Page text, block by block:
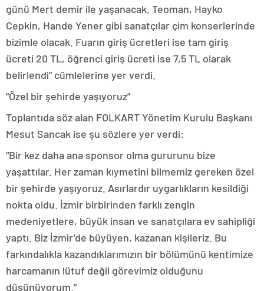
günü Mert demir ile yaşanacak. Teoman, Hayko
Cepkin, Hande Yener gibi sanatçılar çim konserlerinde
bizimle olacak. Fuarın giriş ücretleri ise tam giriş
ücreti 20 TL, öğrenci giriş ücreti ise 7,5 TL olarak
belirlendi” cümlelerine yer verdi.
“Özel bir şehirde yaşıyoruz”
Toplantıda söz alan FOLKART Yönetim Kurulu Başkanı
Mesut Sancak ise şu sözlere yer verdi:
“Bir kez daha ana sponsor olma gururunu bize
yaşattılar. Her zaman kıymetini bilmemiz gereken özel
bir şehirde yaşıyoruz. Asırlardır uygarlıkların kesildiği
nokta oldu. İzmir birbirinden farklı zengin
medeniyetlere, büyük insan ve sanatçılara ev sahipliği
yaptı. Biz İzmir’de büyüyen, kazanan kişileriz. Bu
farkındalıkla kazandıklarımızın bir bölümünü kentimize
harcamanın lütuf değil görevimiz olduğunu
düşünüyorum.”